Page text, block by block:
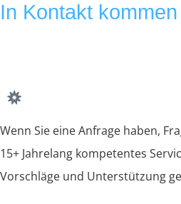
In Kontakt kommen
Wenn Sie eine Anfrage haben,
15+ Jahrelang kompetentes
Vorschläge und Unterstützung